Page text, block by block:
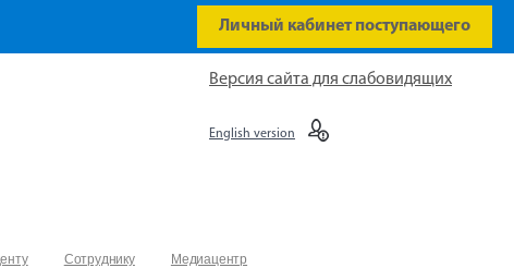
Личный кабинет поступающего
Сотруднику
Медиацентр
Версия сайта для слабовидящих
English version